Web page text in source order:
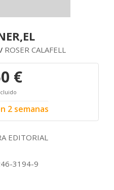
/ ROSER CALAFELL
€
2 semanas
EDITORIAL
3194-9